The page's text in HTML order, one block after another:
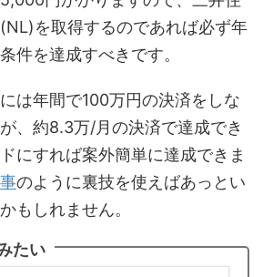
を取得するのであれば必ず年
件を達成すべきです。
は年間で100万円の決済をしな
、約8.3万/月の決済で達成でき
にすれば案外簡単に達成できま
のように裏技を使えばあっとい
もしれません。
たい